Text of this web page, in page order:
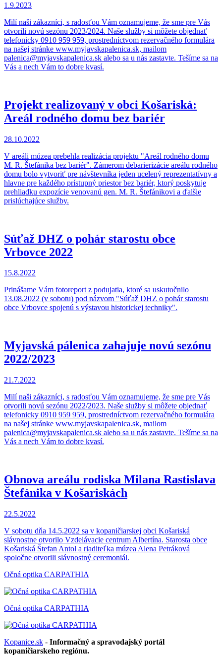
1.9.2023
Milí naši zákazníci, s radosťou Vám oznamujeme, že sme pre Vás
otvorili novú sezónu 2023/2024. Naše služby si môžete objednať
telefonicky 0910 959 959, prostredníctvom rezervačného formulára
na našej stránke www.myjavskapalenica.sk, mailom
palenica@myjavskapalenica.sk alebo sa u nás zastavte. Tešíme sa na
Vás a nech Vám to dobre kvasí.
Projekt realizovaný v obci Košariská:
Areál rodného domu bez bariér
28.10.2022
V areáli múzea prebehla realizácia projektu "Areál rodného domu
M. R. Štefánika bez bariér". Zámerom debarierizácie areálu rodného
domu bolo vytvoriť pre návštevníka jeden ucelený reprezentatívny a
hlavne pre každého prístupný priestor bez bariér, ktorý poskytuje
prehliadku expozície venovanú gen. M. R. Štefánikovi a ďalšie
prislúchajúce služby.
Súťaž DHZ o pohár starostu obce
Vrbovce 2022
15.8.2022
Prinášame Vám fotoreport z podujatia, ktoré sa uskutočnilo
13.08.2022 (v sobotu) pod názvom "Súťaž DHZ o pohár starostu
obce Vrbovce spojenú s výstavou historickej techniky".
Myjavská pálenica zahajuje novú sezónu
2022/2023
21.7.2022
Milí naši zákazníci, s radosťou Vám oznamujeme, že sme pre Vás
otvorili novú sezónu 2022/2023. Naše služby si môžete objednať
telefonicky 0910 959 959, prostredníctvom rezervačného formulára
na našej stránke www.myjavskapalenica.sk, mailom
palenica@myjavskapalenica.sk alebo sa u nás zastavte. Tešíme sa na
Vás a nech Vám to dobre kvasí.
Obnova areálu rodiska Milana Rastislava
Štefánika v Košariskách
22.5.2022
V sobotu dňa 14.5.2022 sa v kopaničiarskej obci Košariská
slávnostne otvorilo Vzdelávacie centrum Albertína. Starosta obce
Košariská Štefan Antol a riaditeľka múzea Alena Petráková
spoločne otvorili slávnostný ceremoniál.
Očná optika CARPATHIA
Očná optika CARPATHIA
Kopanice.sk - Informačný a spravodajský portál
kopaničiarskeho regiónu.